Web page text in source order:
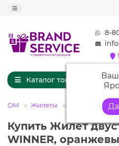
8-
Каталог товаров
Жилеты Жилет
Купить Жилет
WINNER,